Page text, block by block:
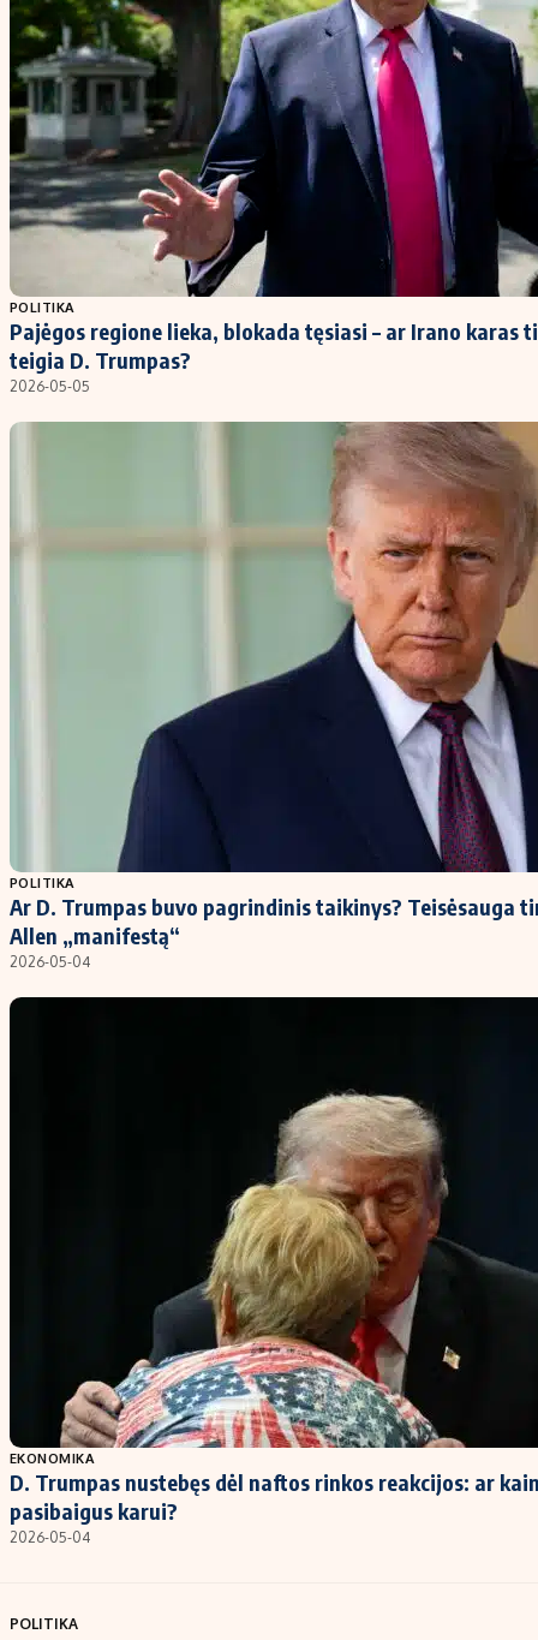
POLITIKA
Pajėgos regione lieka, blokada tęsiasi – ar Irano karas
teigia D. Trumpas?
2026-05-05
POLITIKA
Ar D. Trumpas buvo pagrindinis taikinys? Teisėsauga
Allen „manifestą“
2026-05-04
EKONOMIKA
D. Trumpas nustebęs dėl naftos rinkos reakcijos: ar
pasibaigus karui?
2026-05-04
POLITIKA